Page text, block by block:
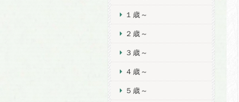
１歳～
２歳～
３歳～
４歳～
５歳～